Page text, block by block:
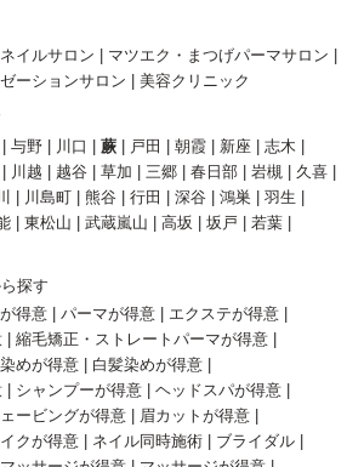
ネイルサロン
マツエク・まつげパーマサロン
ーションサロン 美容クリニック
与野 川口 蕨 戸田 朝霞 新座
志木
川越 越谷 草加 三郷 春日部 岩槻
久喜
川島町 熊谷 行田 深谷 鴻巣
羽生
東松山 武蔵嵐山 高坂 坂戸
若葉
探す
得意 パーマが得意
エクステが得意
縮毛矯正・ストレートパーマが得意
めが得意
白髪染めが得意
シャンプーが得意
ヘッドスパが得意
ービングが得意
眉カットが得意
イクが得意 ネイル同時施術
ブライダル